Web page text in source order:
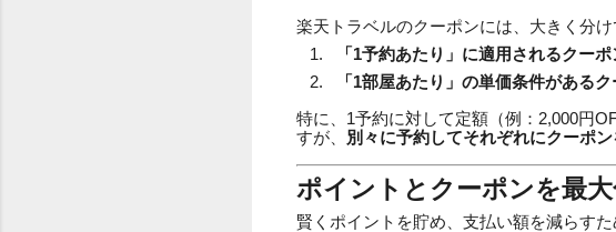
楽天トラベルのクーポンには、大きく分け
「1予約あたり」に適用されるクーポ
「1部屋あたり」の単価条件がある
特に、1予約に対して定額（例：2,000円
すが、 別々に予約してそれぞれにクーポ
ポイントとクーポンを最
賢くポイントを貯め、支払い額を減らす